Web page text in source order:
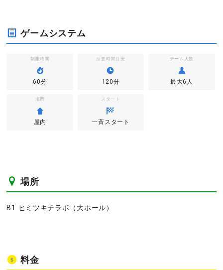
ゲームシステム
制限時間
60分
所要時間目安
120分
チーム人数
最大6人
場所
屋内
スタート
一斉スタート
場所
B1 ヒミツキチラボ（大ホール）
料金